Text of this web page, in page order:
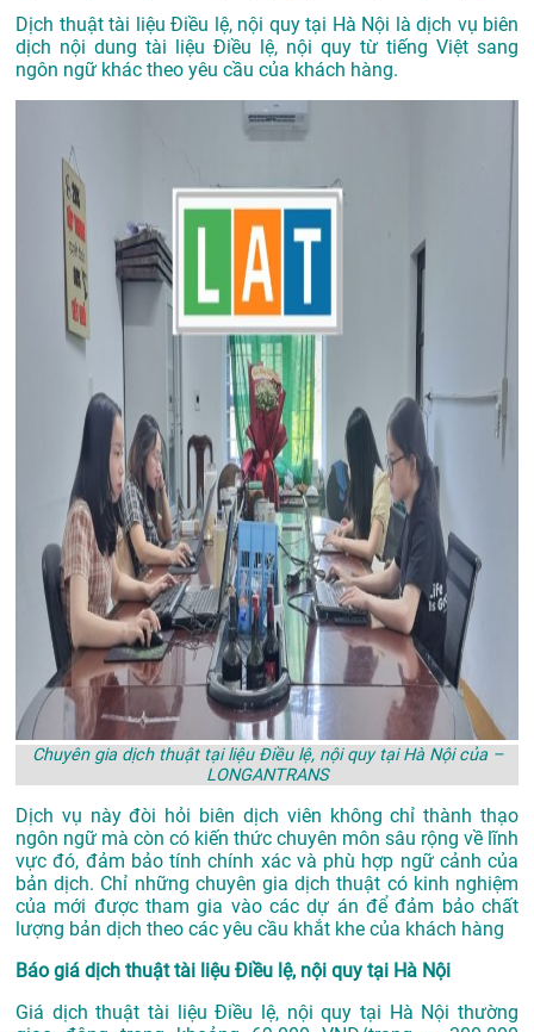
Dịch thuật tài liệu Điều lệ, nội quy tại Hà Nội là dịch vụ biên
dịch nội dung tài liệu Điều lệ, nội quy từ tiếng Việt sang
ngôn ngữ khác theo yêu cầu của khách hàng.
Chuyên gia dịch thuật tại liệu Điều lệ, nội quy tại Hà Nội của –
LONGANTRANS
Dịch vụ này đòi hỏi biên dịch viên không chỉ thành thạo
ngôn ngữ mà còn có kiến thức chuyên môn sâu rộng về lĩnh
vực đó, đảm bảo tính chính xác và phù hợp ngữ cảnh của
bản dịch. Chỉ những chuyên gia dịch thuật có kinh nghiệm
của mới được tham gia vào các dự án để đảm bảo chất
lượng bản dịch theo các yêu cầu khắt khe của khách hàng
Báo giá dịch thuật tài liệu Điều lệ, nội quy tại Hà Nội
Giá dịch thuật tài liệu Điều lệ, nội quy tại Hà Nội thường